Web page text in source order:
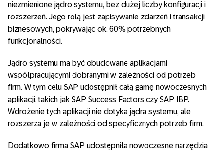
niezmienione jądro systemu, bez dużej liczby konfiguracji i
rozszerzeń. Jego rolą jest zapisywanie zdarzeń i transakcji
biznesowych, pokrywając ok. 60% potrzebnych
funkcjonalności.
Jądro systemu ma być obudowane aplikacjami
współpracującymi dobranymi w zależności od potrzeb
firm. W tym celu SAP udostępnił całą gamę nowoczesnych
aplikacji, takich jak SAP Success Factors czy SAP IBP.
Wdrożenie tych aplikacji nie dotyka jądra systemu, ale
rozszerza je w zależności od specyficznych potrzeb firm.
Dodatkowo firma SAP udostępniła nowoczesne narzędzia